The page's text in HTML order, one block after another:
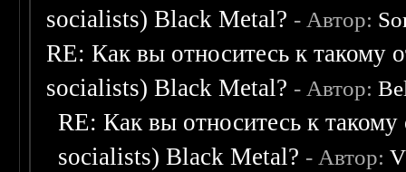
socialists) Black Metal? - Автор:
RE: Как вы относитесь к такому
socialists) Black Metal? - Автор:
RE: Как вы относитесь к
socialists) Black Metal? - Автор: